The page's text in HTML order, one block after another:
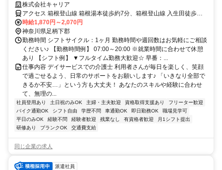
周辺≫
株式会社キャリア
アクセス 箱根登山線 箱根湯本徒歩約7分、箱根登山線 入生田徒歩約
18分、箱根登山線 塔ノ沢徒歩約26分
時給1,870円～2,070円
神奈川県足柄下郡
勤務時間 シフトサイクル：1ヶ月 勤務時間や週回数はお気軽にご相談
ください♪ 【勤務時間例】 07:00～20:00 ※就業時間に合わせて休憩
あり 【シフト例】 ▼フルタイム勤務大歓迎☆ 早番：...
仕事内容 デイサービスでの介護士 利用者さんが毎日を楽しく、笑顔
で過ごせるよう、日常のサポートをお願いします♪ 「いきなり全部で
きるか不安…」という方も大丈夫！ あなたのスキルや経験に合わせ
て、無理の...
社員登用あり 土日祝のみOK 主婦・主夫歓迎 資格取得支援あり
フリーター歓迎
バイク通勤OK
シフト自由 学歴不問 車通勤OK 即日勤務OK
職場見学可
平日のみOK
経験不問 経験者歓迎 残業なし 有資格者歓迎
月1シフト提出
研修あり
ブランクOK 交通費支給
同じ企業の求人
派遣社員